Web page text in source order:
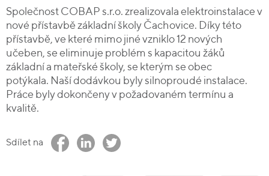
Společnost COBAP s.r.o. zrealizovala elektroinstalace v
nové přístavbě základní školy Čachovice. Díky této
přístavbě, ve které mimo jiné vzniklo 12 nových
učeben, se eliminuje problém s kapacitou žáků
základní a mateřské školy, se kterým se obec
potýkala. Naší dodávkou byly silnoproudé instalace.
Práce byly dokončeny v požadovaném termínu a
kvalitě.
Sdílet na